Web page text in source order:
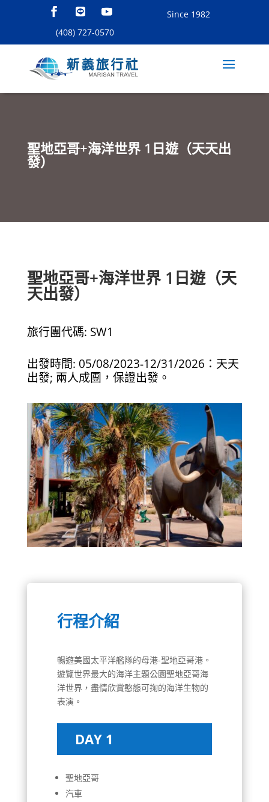
Since 1982
(408) 727-0570
聖地亞哥+海洋世界 1日遊（天天出
發）
聖地亞哥+海洋世界 1日遊（天
天出發）
旅行團代碼: SW1
出發時間: 05/08/2023-12/31/2026：天天
出發; 兩人成團，保證出發。
行程介紹
暢遊美國太平洋艦隊的母港-聖地亞哥港。
遊覽世界最大的海洋主題公園聖地亞哥海
洋世界，盡情欣賞憨態可掬的海洋生物的
表演。
DAY 1
聖地亞哥
汽車